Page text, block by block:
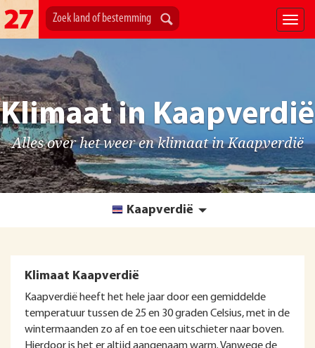
Klimaat in Kaapverdië
Alles over het weer en klimaat in Kaapverdië
Kaapverdië
Klimaat Kaapverdië
Kaapverdië heeft het hele jaar door een gemiddelde
temperatuur tussen de 25 en 30 graden Celsius, met in de
wintermaanden zo af en toe een uitschieter naar boven.